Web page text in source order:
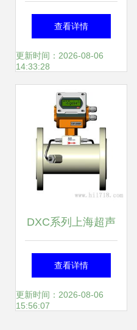
流量计 精准计量的
工业先锋
查看详情
更新时间：2026-08-06
14:33:28
DXC系列上海超声
波流量计 精准测
流，引领工业计量
查看详情
更新时间：2026-08-06
15:56:07